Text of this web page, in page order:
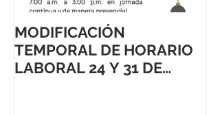
MODIFICACIÓN
TEMPORAL DE HORARIO
LABORAL 24 Y 31 DE